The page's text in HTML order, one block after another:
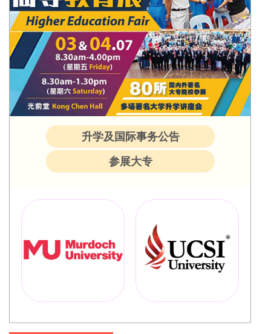
升学及国际事务公告
参展大专